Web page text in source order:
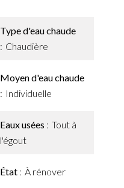
Type d'eau chaude
Chaudière
Moyen d'eau chaude
Individuelle
Eaux usées
Tout à
l'égout
État À rénover